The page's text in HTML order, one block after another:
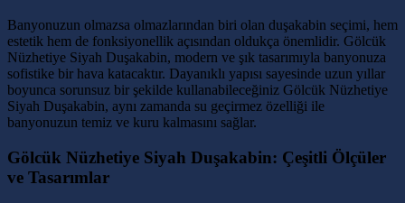
Banyonuzun olmazsa olmazlarından biri olan duşakabin seçimi, hem
estetik hem de fonksiyonellik açısından oldukça önemlidir. Gölcük
Nüzhetiye Siyah Duşakabin, modern ve şık tasarımıyla banyonuza
sofistike bir hava katacaktır. Dayanıklı yapısı sayesinde uzun yıllar
boyunca sorunsuz bir şekilde kullanabileceğiniz Gölcük Nüzhetiye
Siyah Duşakabin, aynı zamanda su geçirmez özelliği ile
banyonuzun temiz ve kuru kalmasını sağlar.
Gölcük Nüzhetiye Siyah Duşakabin: Çeşitli Ölçüler
ve Tasarımlar